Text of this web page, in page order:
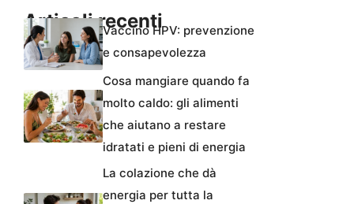
Articoli recentiVaccino HPV: prevenzione
e consapevolezza
Cosa mangiare quando fa
molto caldo: gli alimenti
che aiutano a restare
idratati e pieni di energia
La colazione che dà
energia per tutta la